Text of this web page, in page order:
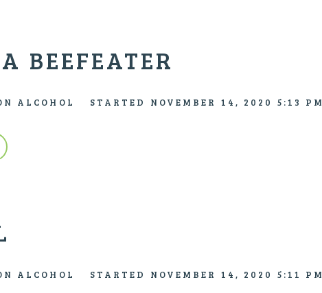
BEEFEATER
ALCOHOL STARTED NOVEMBER 14, 2020 5:13 PM
ALCOHOL STARTED NOVEMBER 14, 2020 5:11 PM